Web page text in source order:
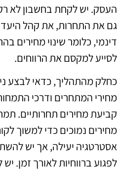
העסק. יש לקחת בחשבון לא
גם את התחרות, את קהל
דינמי, כלומר שינוי מחירים
לסייע למקסם את הרווחים.
כחלק מהתהליך, כדאי לבצע
מחירי המתחרים ודרכי
קביעת מחירים תחרותיים.
מחירים נמוכים כדי למשוך
אסטרטגיה יעילה, אך יש
לפגוע ברווחיות לאורך זמן.